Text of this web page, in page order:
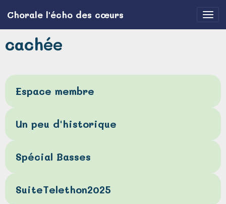
Chorale l'écho des cœurs
cachée
Espace membre
Un peu d'historique
Spécial Basses
SuiteTelethon2025